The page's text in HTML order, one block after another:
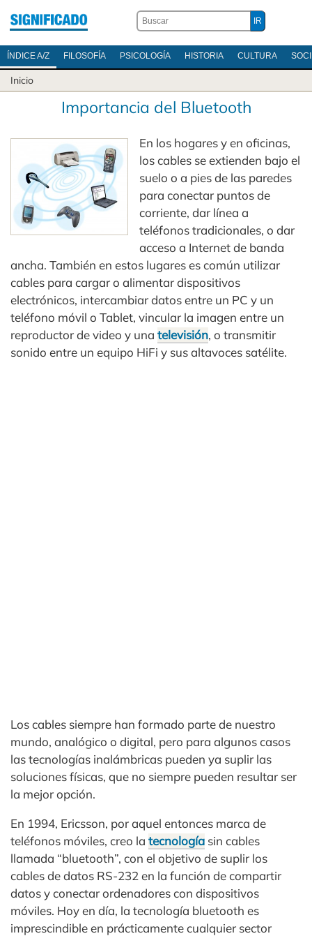
ÍNDICE A/Z FILOSOFÍA PSICOLOGÍA HISTORIA CULTURA
Inicio
Importancia del Bluetooth
En los hogares y en oficinas,
los cables se extienden bajo el
suelo o a pies de las paredes
para conectar puntos de
corriente, dar línea a
teléfonos tradicionales, o dar
acceso a Internet de banda
ancha. También en estos lugares es común utilizar
cables para cargar o alimentar dispositivos
electrónicos, intercambiar datos entre un PC y un
teléfono móvil o Tablet, vincular la imagen entre un
reproductor de video y una televisión, o transmitir
sonido entre un equipo HiFi y sus altavoces satélite.
Los cables siempre han formado parte de nuestro
mundo, analógico o digital, pero para algunos casos
las tecnologías inalámbricas pueden ya suplir las
soluciones físicas, que no siempre pueden resultar ser
la mejor opción.
En 1994, Ericsson, por aquel entonces marca de
teléfonos móviles, creo la tecnología sin cables
llamada “bluetooth”, con el objetivo de suplir los
cables de datos RS-232 en la función de compartir
datos y conectar ordenadores con dispositivos
móviles. Hoy en día, la tecnología bluetooth es
imprescindible en prácticamente cualquier sector